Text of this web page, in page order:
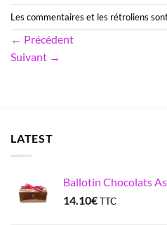
Les commentaires et les rétroliens
← Précédent
Suivant →
LATEST
Ballotin Chocolats
14.10€TTC